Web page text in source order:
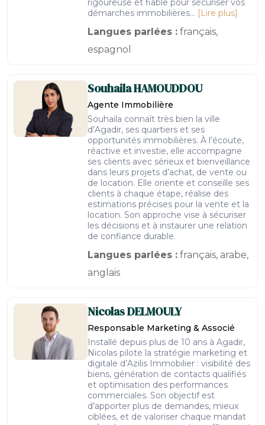
rigoureuse et fiable pour sécuriser vos
démarches immobilières... [Lire plus]
Langues parlées : français,
espagnol
SouhailaHAMOUDDOU
Agente Immobilière
Souhaila connaît très bien la ville
d’Agadir, ses quartiers et ses
opportunités immobilières. À l’écoute,
réactive et investie, elle accompagne
ses clients avec sérieux et bienveillance
dans leurs projets d’achat, de vente ou
de location. Elle oriente et conseille ses
clients à chaque étape, réalise des
estimations précises pour la vente et la
location. Son approche vise à sécuriser
les décisions et à instaurer une relation
de confiance durable.
Langues parlées : français, arabe,
anglais
NicolasDELMOULY
Responsable Marketing & Associé
Installé depuis plus de 10 ans à Agadir,
Nicolas pilote la stratégie marketing et
digitale d’Azilis Immobilier : visibilité des
biens, génération de contacts qualifiés
et optimisation des performances
commerciales. Son objectif est
d’apporter plus de demandes, mieux
ciblées, et de valoriser chaque mandat